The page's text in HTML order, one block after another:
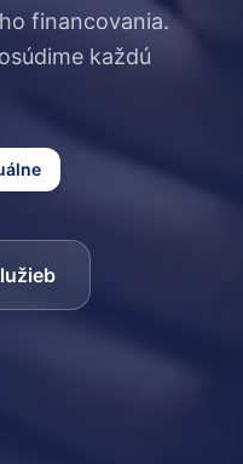
financovania.
každú